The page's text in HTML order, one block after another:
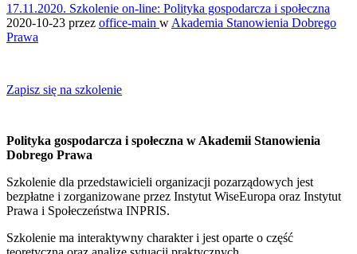
17.11.2020. Szkolenie on-line: Polityka gospodarcza i społeczna
2020-10-23 przez office-main w Akademia Stanowienia Dobrego
Prawa
Zapisz się na szkolenie
Polityka gospodarcza i społeczna w Akademii Stanowienia
Dobrego Prawa
Szkolenie dla przedstawicieli organizacji pozarządowych jest
bezpłatne i zorganizowane przez Instytut WiseEuropa oraz Instytut
Prawa i Społeczeństwa INPRIS.
Szkolenie ma interaktywny charakter i jest oparte o część